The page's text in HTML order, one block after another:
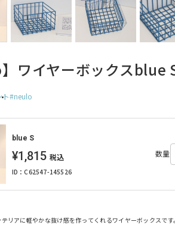
】ワイヤーボックスblue
neulo
blue S
¥1,815 税込
ID：C62547-145526
数量
リアに軽やかな抜け感を作ってくれるワイヤーボックスです。